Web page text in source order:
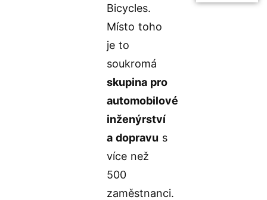
Bicycles.
Místo toho
je to
soukromá
skupina pro
automobilové
inženýrství
a dopravu s
více než
500
zaměstnanci.